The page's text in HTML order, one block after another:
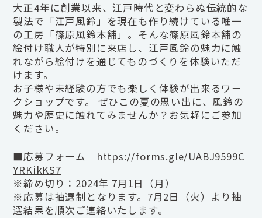
大正4年に創業以来、江戸時代と変わらぬ伝統的な
製法で「江戸風鈴」を現在も作り続けている唯一
の工房「篠原風鈴本舗」。そんな篠原風鈴本舗の
絵付け職人が特別に来店し、江戸風鈴の魅力に触
れながら絵付けを通じてものづくりを体験いただ
けます。
お子様や未経験の方でも楽しく体験が出来るワー
クショップです。 ぜひこの夏の思い出に、風鈴の
魅力や歴史に触れてみませんか？お気軽にご参加
ください。
■応募フォーム https://forms.gle/UABJ9599C
YRKikKS7
※締め切り：2024年 7月1日（月）
※応募は抽選制となります。7月2日（火）より抽
選結果を順次ご連絡いたします。